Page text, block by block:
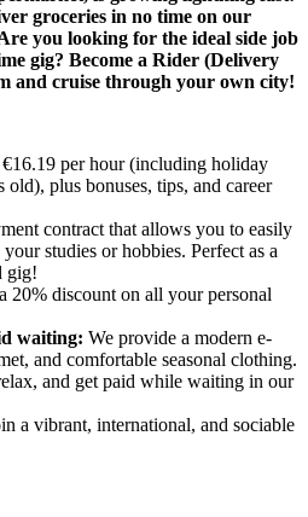
groceries in no time on our
you looking for the ideal side job
gig? Become a Rider (Delivery
and cruise through your own city!
per hour (including holiday
old), plus bonuses, tips, and career
contract that allows you to easily
studies or hobbies. Perfect as a
gig!
20% discount on all your personal
waiting: We provide a modern e-
and comfortable seasonal clothing.
and get paid while waiting in our
a vibrant, international, and sociable